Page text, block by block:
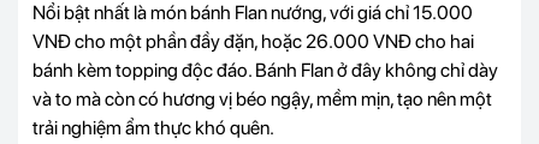
Nổi bật nhất là món bánh Flan nướng, với giá chỉ 15.000
VNĐ cho một phần đầy đặn, hoặc 26.000 VNĐ cho hai
bánh kèm topping độc đáo. Bánh Flan ở đây không chỉ dày
và to mà còn có hương vị béo ngậy, mềm mịn, tạo nên một
trải nghiệm ẩm thực khó quên.